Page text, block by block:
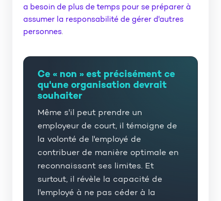
a besoin de plus de temps pour se préparer à
assumer la responsabilité de gérer d'autres
personnes.
Ce « non » est précisément ce
qu'une organisation devrait
souhaiter
Même s'il peut prendre un
employeur de court, il témoigne de
la volonté de l'employé de
contribuer de manière optimale en
reconnaissant ses limites. Et
surtout, il révèle la capacité de
l'employé à ne pas céder à la